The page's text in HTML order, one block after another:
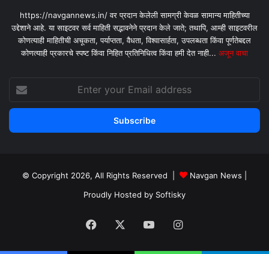
https://navgannews.in/ वर प्रदान केलेली सामग्री केवळ सामान्य माहितीच्या
उद्देशाने आहे. या साइटवर सर्व माहिती सद्भावनेने प्रदान केले जाते; तथापि, आम्ही साइटवरील
कोणत्याही माहितीची अचूकता, पर्याप्तता, वैधता, विश्वासार्हता, उपलब्धता किंवा पूर्णतेबद्दल
कोणत्याही प्रकारचे स्पष्ट किंवा निहित प्रतिनिधित्व किंवा हमी देत ​​नाही... अजून वाचा
your
Email
© Copyright 2026, All Rights Reserved | Navgan News
Proudly Hosted by Softisky
Facebook YouTubeInstagram